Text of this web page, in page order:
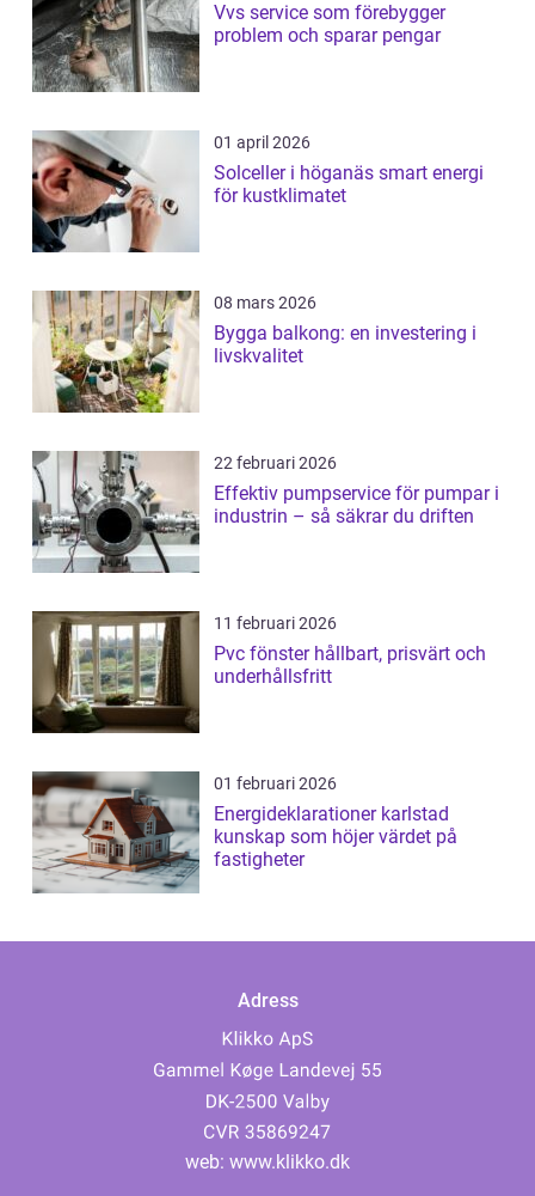
Vvs service som förebygger
problem och sparar pengar
01 april 2026
Solceller i höganäs smart energi
för kustklimatet
08 mars 2026
Bygga balkong: en investering i
livskvalitet
22 februari 2026
Effektiv pumpservice för pumpar i
industrin – så säkrar du driften
11 februari 2026
Pvc fönster hållbart, prisvärt och
underhållsfritt
01 februari 2026
Energideklarationer karlstad
kunskap som höjer värdet på
fastigheter
Adress
web: www.klikko.dk